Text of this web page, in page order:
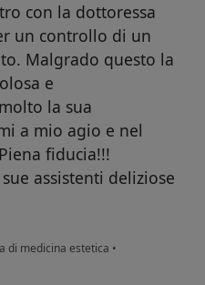
con la dottoressa
un controllo di un
Malgrado questo la
e
la sua
a mio agio e nel
fiducia!!!
assistenti deliziose
di medicina estetica •